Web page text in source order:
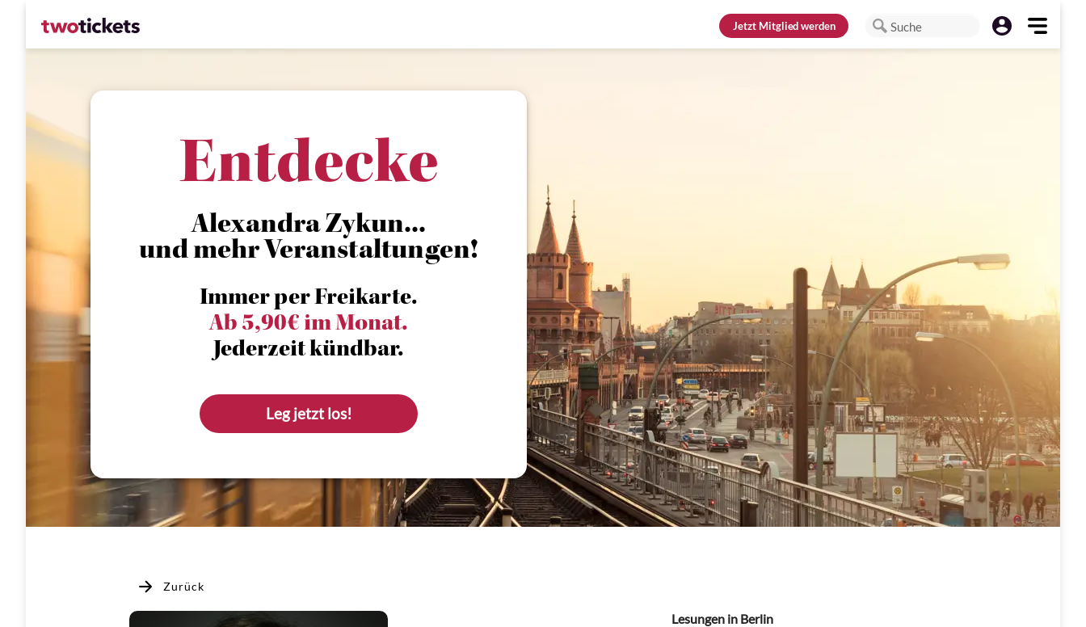
JetztMitglied werden Suche
Entdecke
Alexandra Zykun...
und mehr Veranstaltungen!
Immer per Freikarte.
Ab 5,90€ im Monat.
Jederzeit kündbar.
Leg jetzt los!
Zurück
Lesungen in Berlin